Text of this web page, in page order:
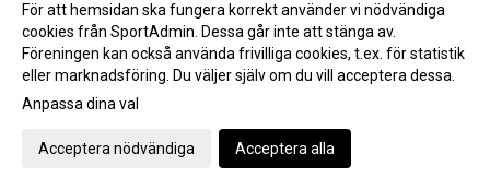
Landslagsuppföljning i Uppsala 2017-12-03 19:35
Unga kastare tävlar! 2017-12-03 11:27
Köp din UIF-gran 2017-11-27 14:26
Mondo tilldelades priset "Årets genombrott i landslaget"
SM Kvalgränser inomhus 2018 uppdaterade
För att hemsidan ska fungera korrekt använder vi nödvändiga
cookies från SportAdmin. Dessa går inte att stänga av.
Föreningen kan också använda frivilliga cookies, t.ex. för statistik
eller marknadsföring. Du väljer själv om du vill acceptera dessa.
Anpassa dina val
Acceptera nödvändiga Acceptera alla